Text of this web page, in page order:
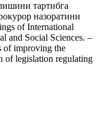
тартибга
назоратини
of International
and Social Sciences. –
of improving the
of legislation regulating